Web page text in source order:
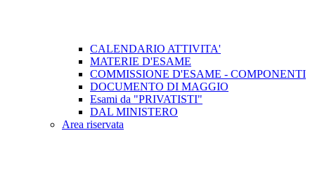
CALENDARIO ATTIVITA'
MATERIE D'ESAME
COMMISSIONE D'ESAME - COMPONENTI
DOCUMENTO DI MAGGIO
Esami da "PRIVATISTI"
DAL MINISTERO
Area riservata